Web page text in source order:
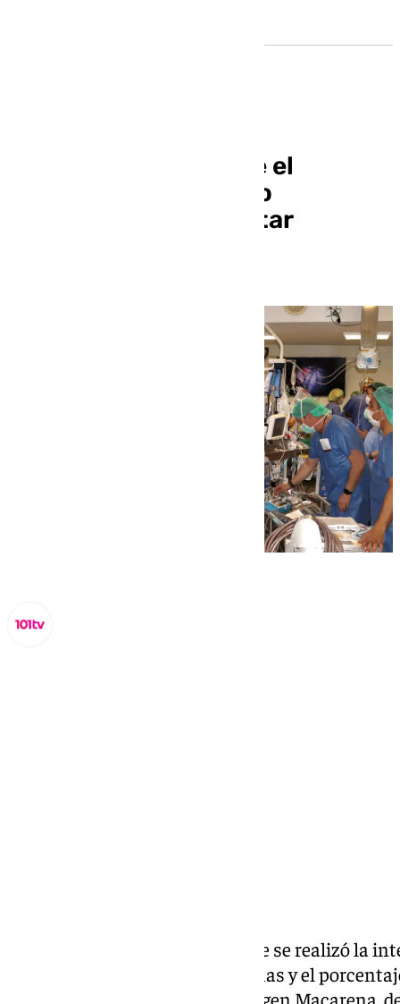
El Macarena combate el
melanoma con quimio
intraarterial para evitar
El 30% de los pacientes a los que se realizó la
de otras comunidades autónomas y el